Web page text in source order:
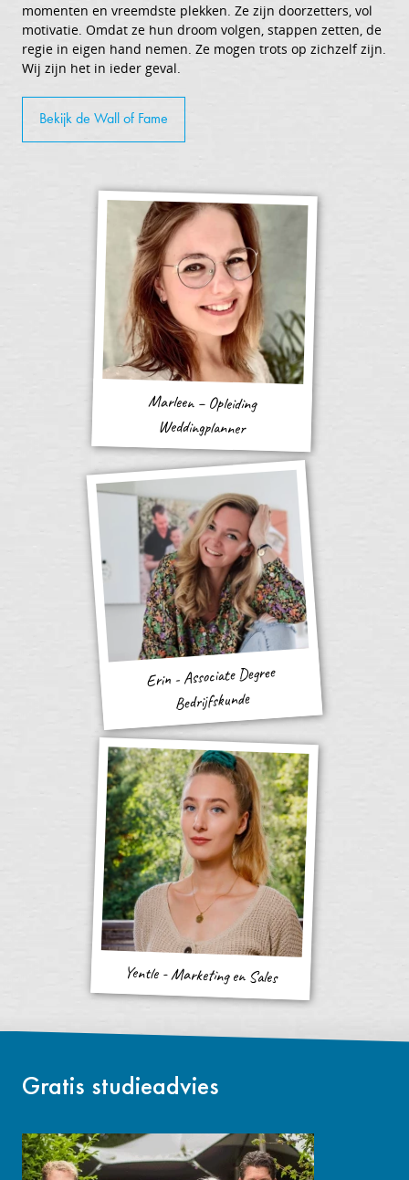
momenten en vreemdste plekken. Ze zijn doorzetters, vol
motivatie. Omdat ze hun droom volgen, stappen zetten, de
regie in eigen hand nemen. Ze mogen trots op zichzelf zijn.
Wij zijn het in ieder geval.
Bekijk de Wall of Fame
Marleen – Opleiding
Weddingplanner
Erin - Associate Degree
Bedrijfskunde
Yentle - Marketing en Sales
Gratis studieadvies